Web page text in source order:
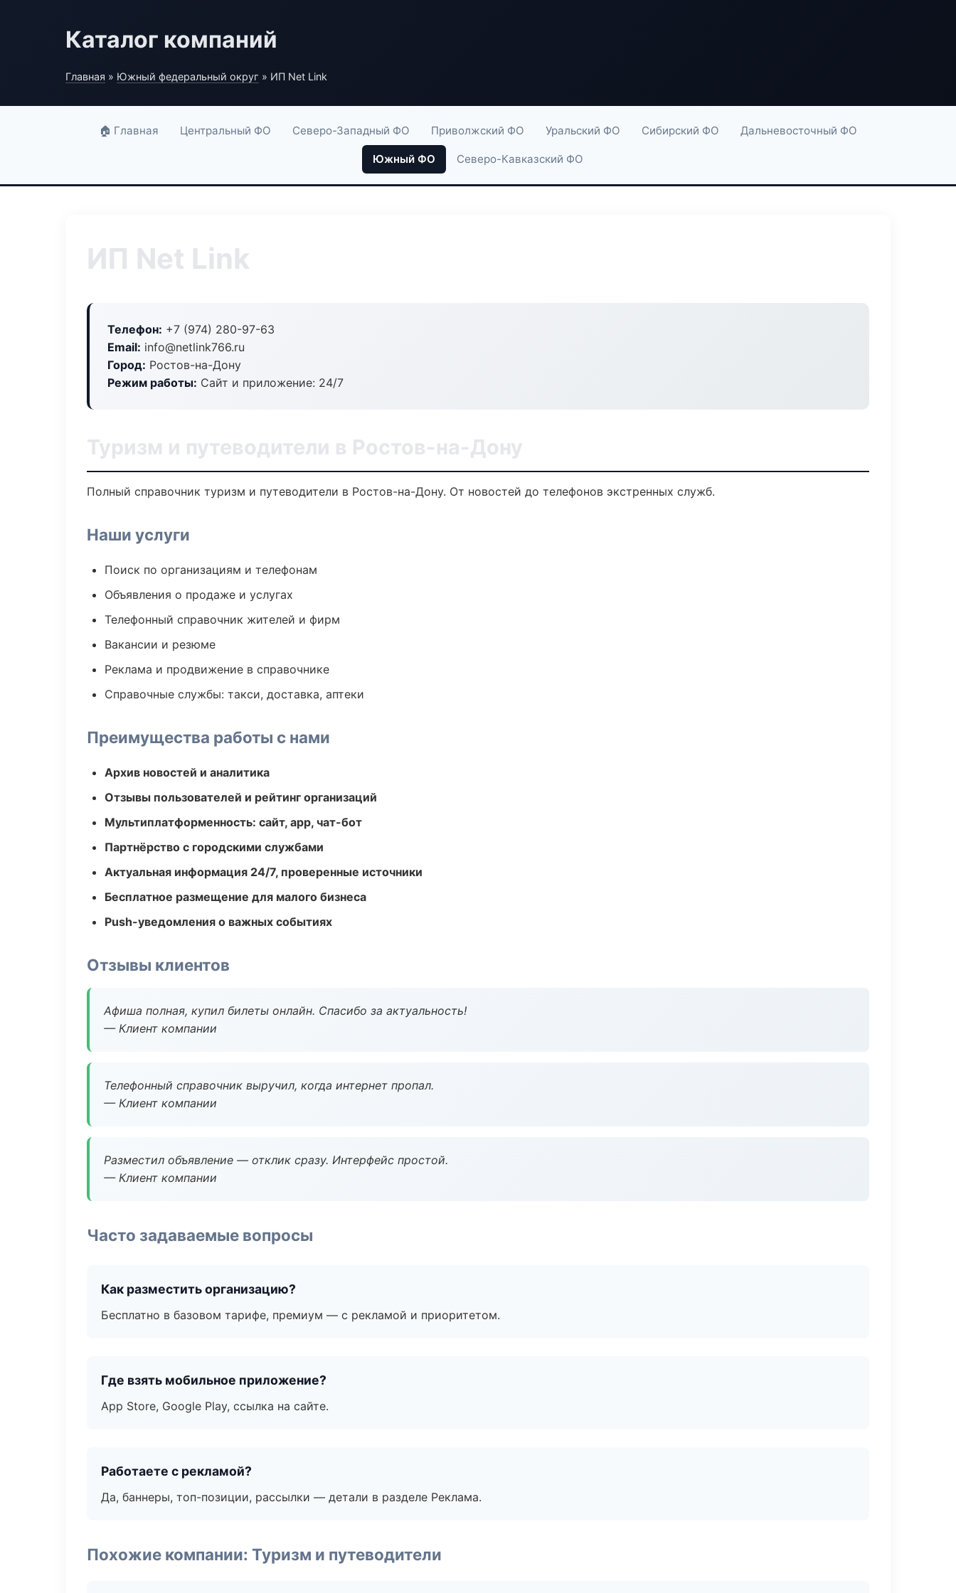
Каталог компаний
Главная » Южный федеральный округ » ИП Net Link
🏠 Главная Центральный ФО Северо-Западный ФО Приволжский ФО Уральский ФО Сибирский ФО Дальневосточный ФО
Южный ФО Северо-Кавказский ФО
ИП Net Link
Телефон: +7 (974) 280-97-63
Email: info@netlink766.ru
Город: Ростов-на-Дону
Режим работы: Сайт и приложение: 24/7
Туризм и путеводители в Ростов-на-Дону
Полный справочник туризм и путеводители в Ростов-на-Дону. От новостей до телефонов экстренных служб.
Наши услуги
Поиск по организациям и телефонам
Объявления о продаже и услугах
Телефонный справочник жителей и фирм
Вакансии и резюме
Реклама и продвижение в справочнике
Справочные службы: такси, доставка, аптеки
Преимущества работы с нами
Архив новостей и аналитика
Отзывы пользователей и рейтинг организаций
Мультиплатформенность: сайт, app, чат-бот
Партнёрство с городскими службами
Актуальная информация 24/7, проверенные источники
Бесплатное размещение для малого бизнеса
Push-уведомления о важных событиях
Отзывы клиентов
Афиша полная, купил билеты онлайн. Спасибо за актуальность!
— Клиент компании
Телефонный справочник выручил, когда интернет пропал.
— Клиент компании
Разместил объявление — отклик сразу. Интерфейс простой.
— Клиент компании
Часто задаваемые вопросы
Как разместить организацию?
Бесплатно в базовом тарифе, премиум — с рекламой и приоритетом.
Где взять мобильное приложение?
App Store, Google Play, ссылка на сайте.
Работаете с рекламой?
Да, баннеры, топ-позиции, рассылки — детали в разделе Реклама.
Похожие компании: Туризм и путеводители